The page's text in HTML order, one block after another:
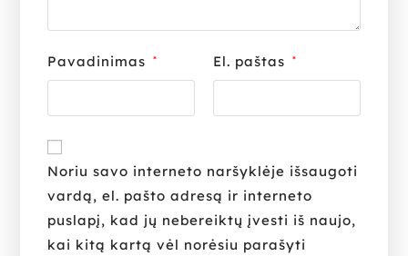
Pavadinimas * El. paštas *
Noriu savo interneto naršyklėje išsaugoti
vardą, el. pašto adresą ir interneto
puslapį, kad jų nebereiktų įvesti iš naujo,
kai kitą kartą vėl norėsiu parašyti